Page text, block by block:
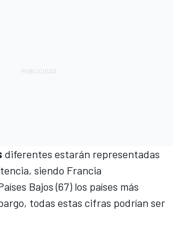
diferentes estarán representadas
siendo Francia
Bajos (67) los países más
todas estas cifras podrían ser